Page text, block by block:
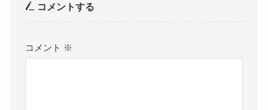
コメントする
コメント ※